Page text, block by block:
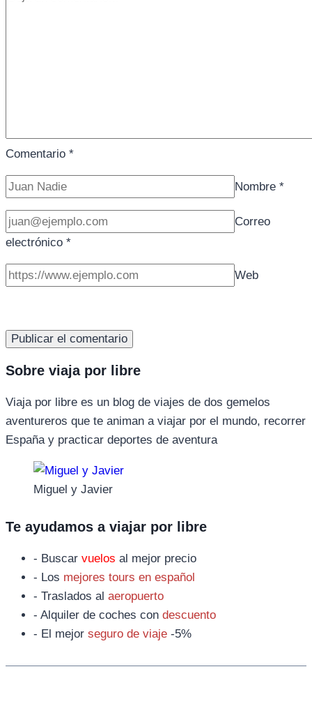
Comentario *
Nombre *
Correo
electrónico *
Web
Sobre viaja por libre
Viaja por libre es un blog de viajes de dos gemelos
aventureros que te animan a viajar por el mundo, recorrer
España y practicar deportes de aventura
Miguel y Javier
Te ayudamos a viajar por libre
- Buscar vuelos al mejor precio
- Los mejores tours en español
- Traslados al aeropuerto
- Alquiler de coches con descuento
- El mejor seguro de viaje -5%